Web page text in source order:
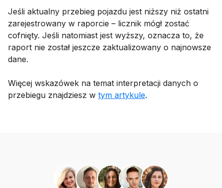
Jeśli aktualny przebieg pojazdu jest niższy niż ostatni
zarejestrowany w raporcie – licznik mógł zostać
cofnięty. Jeśli natomiast jest wyższy, oznacza to, że
raport nie został jeszcze zaktualizowany o najnowsze
dane.
Więcej wskazówek na temat interpretacji danych o
przebiegu znajdziesz w tym artykule.